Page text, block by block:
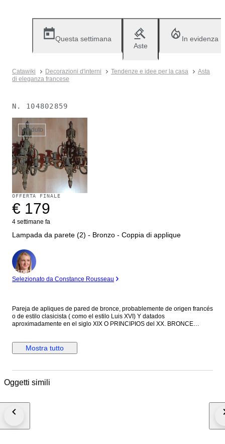
Questa settimana
Aste
In evidenza
Catawiki Decorazioni d'interni Tendenze e idee per la casa
Asta
di eleganza francese
N. 104802859
Venduto
OFFERTA FINALE
€ 179
4 settimane fa
Lampada da parete (2) - Bronzo - Coppia di applique
Esperto
Selezionato da Constance Rousseau
Pareja de apliques de pared de bronce, probablemente de origen francés
o de estilo clasicista ( como el estilo Luis XVI) Y datados
aproximadamente en el siglo XIX O PRINCIPIOS del XX. BRONCE
decorados con motivos ornamentales que incluye elementos vegetales y
formas arquitectónicas clásicas. Son piezas diseñadas para ser
espejos ,cuadros o puertas en interiores elegantes.
Mostra tutto
Oggetti simili